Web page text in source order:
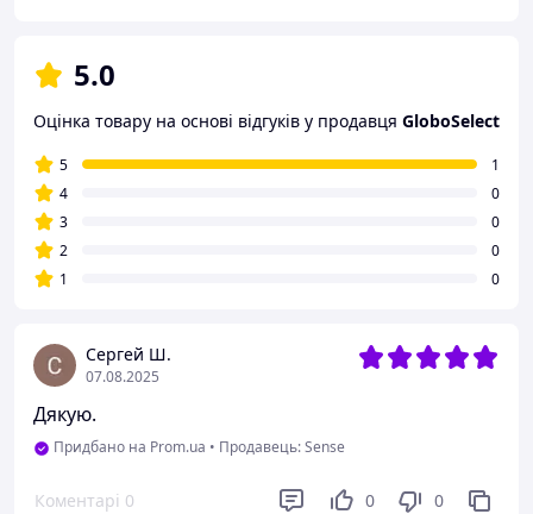
Сергей Ш.
07.08.2025
Дякую.
Придбано на Prom.ua • Продавець: Sense
Коментарі 0 0 0
5.0
Оцінка товару на основі відгуків у продавця GloboSelect
5
1
4
0
3
0
2
0
1
0